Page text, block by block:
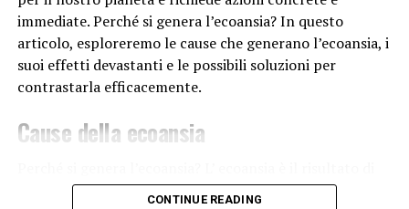
Oltre alla ricombinazione genetica, altre fonti di
variazione genetica tra fratelli includono la mutazione
genetica e la segregazione indipendente dei cromosomi
durante la formazione dei gameti.
L’Influenza dei Genitori sulla
È importante sottolineare che i genitori giocano un
immediate. Perché si genera l’ecoansia? In questo
articolo, esploreremo le cause che generano l’ecoansia, i
suoi effetti devastanti e le possibili soluzioni per
contrastarla efficacemente.
Cause della ecoansia
una serie di comportamenti umanie pratiche
CONTINUE READING